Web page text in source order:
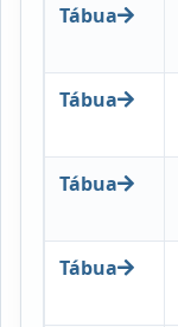
Tábua
Tábua
Tábua
Tábua